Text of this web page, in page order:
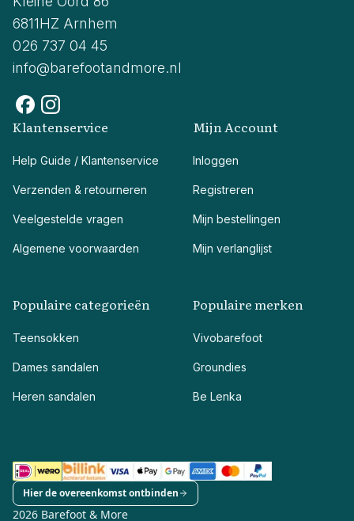
6811HZ Arnhem
026 737 04 45
info@barefootandmore.nl
Klantenservice
Help Guide / Klantenservice
Verzenden & retourneren
Veelgestelde vragen
Algemene voorwaarden
Mijn Account
Inloggen
Registreren
Mijn bestellingen
Mijn verlanglijst
Populaire categorieën
Teensokken
Dames sandalen
Heren sandalen
Populaire merken
Vivobarefoot
Groundies
Be Lenka
2026 Barefoot & More
Hier de overeenkomst ontbinden